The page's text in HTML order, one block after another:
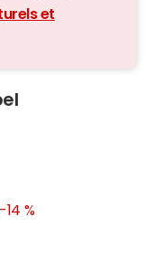
et
-14 %